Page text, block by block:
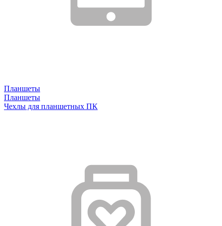
Планшеты
Планшеты
Чехлы для планшетных ПК